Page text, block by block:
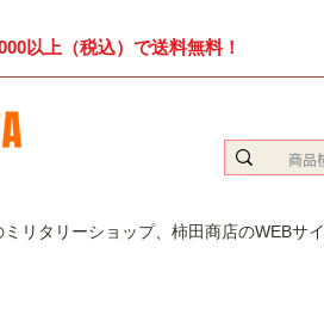
以上（税込）で送料無料！
リタリーショップ、柿田商店のWEBサイ